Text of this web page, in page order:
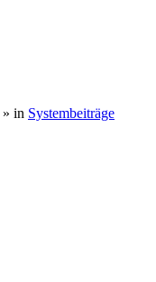
» in Systembeiträge